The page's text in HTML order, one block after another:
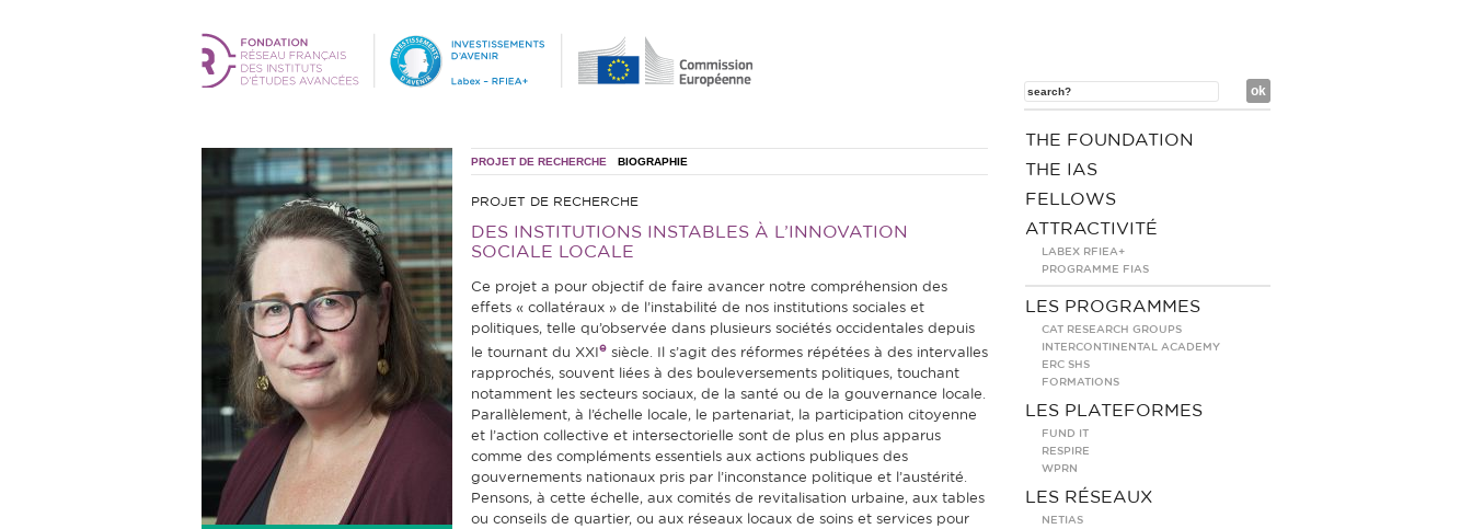
PROJET DE RECHERCHE BIOGRAPHIE
PROJET DE RECHERCHE
DES INSTITUTIONS INSTABLES À L’INNOVATION
SOCIALE LOCALE
Ce projet a pour objectif de faire avancer notre compréhension des
effets « collatéraux » de l’instabilité de nos institutions sociales et
politiques, telle qu’observée dans plusieurs sociétés occidentales depuis
le tournant du XXI esiècle. Il s’agit des réformes répétées à des intervalles
rapprochés, souvent liées à des bouleversements politiques, touchant
notamment les secteurs sociaux, de la santé ou de la gouvernance locale.
Parallèlement, à l’échelle locale, le partenariat, la participation citoyenne
et l’action collective et intersectorielle sont de plus en plus apparus
comme des compléments essentiels aux actions publiques des
gouvernements nationaux pris par l’inconstance politique et l’austérité.
Pensons, à cette échelle, aux comités de revitalisation urbaine, aux tables
ou conseils de quartier, ou aux réseaux locaux de soins et services pour
THE FOUNDATION
THE IAS
FELLOWS
ATTRACTIVITÉ
LABEX RFIEA+
PROGRAMME FIAS
LES PROGRAMMES
CAT RESEARCH GROUPS
INTERCONTINENTAL ACADEMY
ERC SHS
FORMATIONS
LES PLATEFORMES
FUND IT
RESPIRE
WPRN
LES RÉSEAUX
NETIAS